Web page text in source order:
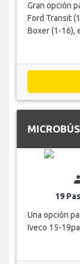
Gran opción
Ford Transit
Boxer (1-16),
MICROBÚS
19
Una opción
Iveco 15-